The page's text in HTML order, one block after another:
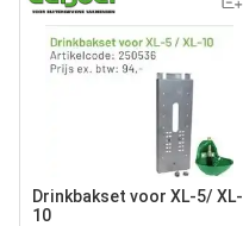
Drinkbakset voor XL-5/ XL-
10